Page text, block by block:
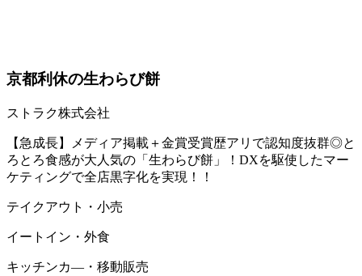
京都利休の生わらび餅
ストラク株式会社
【急成長】メディア掲載＋金賞受賞歴アリで認知度抜群◎と
ろとろ食感が大人気の「生わらび餅」！DXを駆使したマー
ケティングで全店黒字化を実現！！
テイクアウト・小売
イートイン・外食
キッチンカ―・移動販売